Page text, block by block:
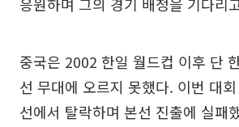
중국은 2002 한일 월드컵 이후 단
선 무대에 오르지 못했다. 이번 대
선에서 탈락하며 본선 진출에 실패